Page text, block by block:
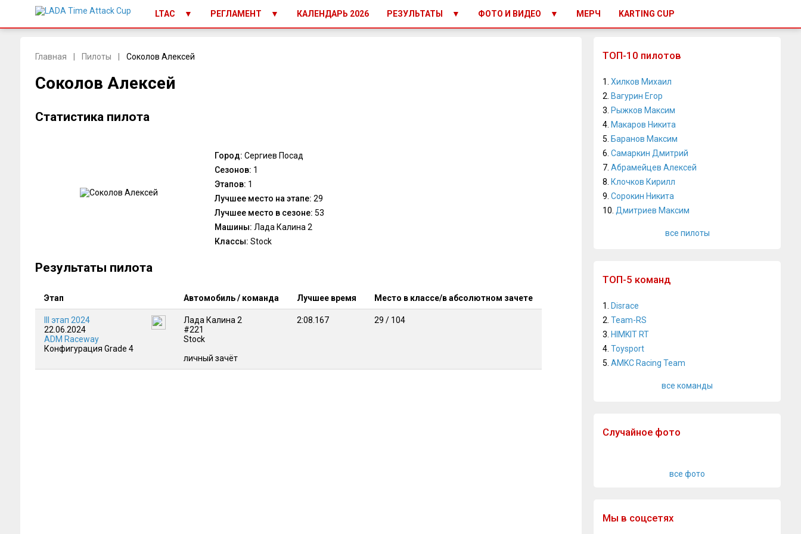
LTAC РЕГЛАМЕНТ КАЛЕНДАРЬ 2026 РЕЗУЛЬТАТЫ ФОТО И ВИДЕО МЕРЧ KARTING CUP
Главная Пилоты Соколов Алексей
Соколов Алексей
Статистика пилота
Город: Сергиев Посад
Сезонов: 1
Этапов: 1
Лучшее место на этапе: 29
Лучшее место в сезоне: 53
Машины: Лада Калина 2
Классы: Stock
Результаты пилота
Этап Автомобиль / команда Лучшее время Место в классе/в абсолютном зачете
III этап 2024
22.06.2024
ADM Raceway
Конфигурация Grade 4
Лада Калина 2
#221
Stock
личный зачёт
2:08.167 29 / 104
ТОП-10 пилотов
1.Хилков Михаил
2. Вагурин Егор
3. Рыжков Максим
4. Макаров Никита
5. Баранов Максим
6.Самаркин Дмитрий
7.Абрамейцев Алексей
8. Клочков Кирилл
9.Сорокин Никита
10. Дмитриев Максим
все пилоты
ТОП-5 команд
1. Disrace
2.Team-RS
3. HIMKIT RT
4.Toysport
5.AMKC Racing Team
все команды
Случайное фото
все фото
Мы в соцсетях